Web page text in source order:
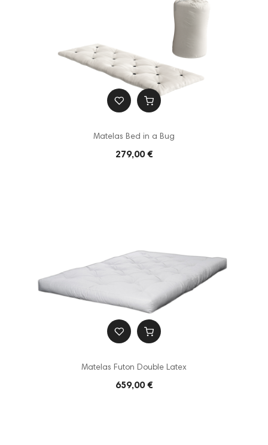
Matelas Bed in a Bug
279,00 €
Matelas Futon Double Latex
659,00 €